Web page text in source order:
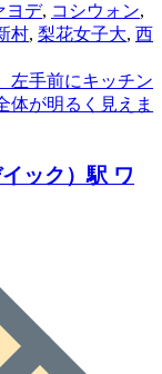
ヨデ, コシウォン,
村, 梨花女子大, 西
ック）駅 ワ